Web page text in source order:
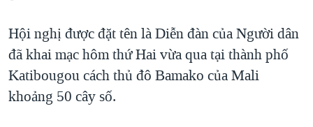
ĐỜI SỐNG
KHOA HỌC
HÀNH TRÌNH BẦU CỬ 2024
MỘT NĂM CHIẾN TRANH TẠI DẢI GAZA
GIẢI MÃ VÀNH ĐAI & CON ĐƯỜNG
NGÀY TỊ NẠN THẾ GIỚI
NGHE
MẠNG XÃ HỘI
Hội nghị được đặt tên là Diễn đàn của Người dân
đã khai mạc hôm thứ Hai vừa qua tại thành phố
Katibougou cách thủ đô Bamako của Mali
khoảng 50 cây số.